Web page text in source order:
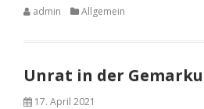
admin Allgemein
Unrat in der
17. April 2021